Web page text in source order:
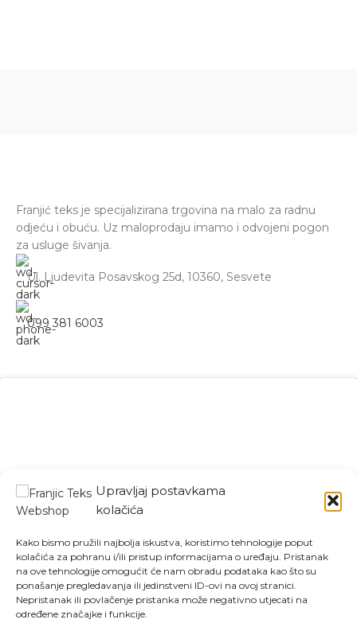
Upravljaj postavkama
kolačića
Kako bismo pružili najbolja iskustva, koristimo tehnologije poput
kolačića za pohranu i/ili pristup informacijama o uređaju. Pristanak
na ove tehnologije omogućit će nam obradu podataka kao što su
ponašanje pregledavanja ili jedinstveni ID-ovi na ovoj stranici.
Nepristanak ili povlačenje pristanka može negativno utjecati na
određene značajke i funkcije.
Franjić teks je specijalizirana trgovina na malo za radnu
odjeću i obuću. Uz maloprodaju imamo i odvojeni pogon
za usluge šivanja.
Ul. Ljudevita Posavskog 25d, 10360, Sesvete
099 381 6003
Kliknite da biste prihvatili marketing